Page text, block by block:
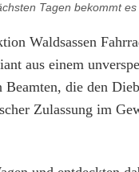
Tagen bekommt
Waldsassen
aus einem
die den
Zulassung im